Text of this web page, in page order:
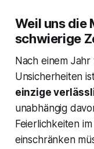
Weil uns die
schwierige
Nach einem
Unsicherheiten
einzige
unabhängig
Feierlichkeiten
einschränken